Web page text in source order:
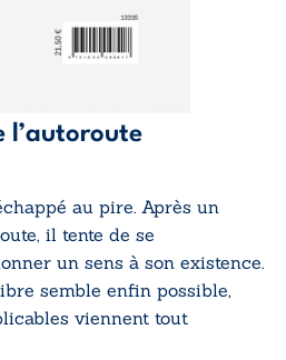
l’autoroute
au pire. Après un
il tente de se
un sens à son existence.
semble enfin possible,
viennent tout